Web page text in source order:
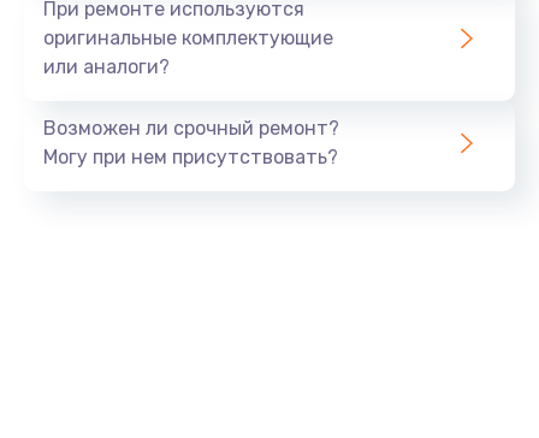
При ремонте используются
оригинальные комплектующие
или аналоги?
Возможен ли срочный ремонт?
Могу при нем присутствовать?